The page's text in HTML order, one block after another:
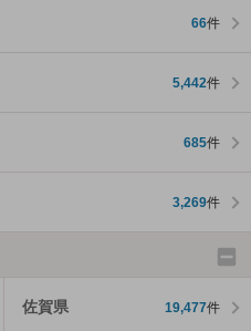
66件
5,442件
685件
3,269件
佐賀県 19,477件